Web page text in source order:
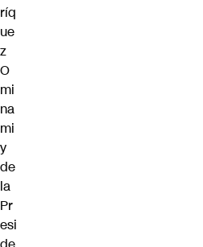
ríq
ue
z
O
mi
na
mi
y
de
la
Pr
esi